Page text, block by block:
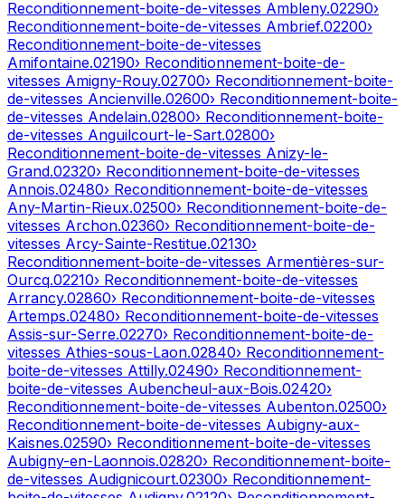
Reconditionnement-boite-de-vitesses Ambleny.02290›
Reconditionnement-boite-de-vitesses Ambrief.02200›
Reconditionnement-boite-de-vitesses
Amifontaine.02190› Reconditionnement-boite-de-
vitesses Amigny-Rouy.02700› Reconditionnement-boite-
de-vitesses Ancienville.02600› Reconditionnement-boite-
de-vitesses Andelain.02800› Reconditionnement-boite-
de-vitesses Anguilcourt-le-Sart.02800›
Reconditionnement-boite-de-vitesses Anizy-le-
Grand.02320› Reconditionnement-boite-de-vitesses
Annois.02480› Reconditionnement-boite-de-vitesses
Any-Martin-Rieux.02500› Reconditionnement-boite-de-
vitesses Archon.02360› Reconditionnement-boite-de-
vitesses Arcy-Sainte-Restitue.02130›
Reconditionnement-boite-de-vitesses Armentières-sur-
Ourcq.02210› Reconditionnement-boite-de-vitesses
Arrancy.02860› Reconditionnement-boite-de-vitesses
Artemps.02480› Reconditionnement-boite-de-vitesses
Assis-sur-Serre.02270› Reconditionnement-boite-de-
vitesses Athies-sous-Laon.02840› Reconditionnement-
boite-de-vitesses Attilly.02490› Reconditionnement-
boite-de-vitesses Aubencheul-aux-Bois.02420›
Reconditionnement-boite-de-vitesses Aubenton.02500›
Reconditionnement-boite-de-vitesses Aubigny-aux-
Kaisnes.02590› Reconditionnement-boite-de-vitesses
Aubigny-en-Laonnois.02820› Reconditionnement-boite-
de-vitesses Audignicourt.02300› Reconditionnement-